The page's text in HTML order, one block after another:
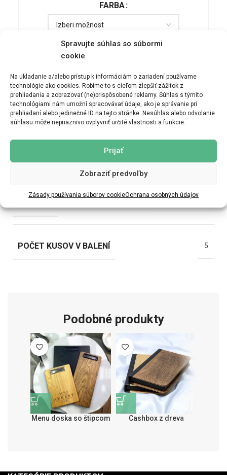
Spravujte súhlas so súbormi
cookie
Na ukladanie a/alebo prístup k informáciám o zariadení používame
technológie ako cookies. Robíme to s cieľom zlepšiť zážitok z
prehliadania a zobrazovať (ne)prispôsobené reklamy. Súhlas s týmito
technológiami nám umožní spracovávať údaje, ako je správanie pri
prehliadaní alebo jedinečné ID na tejto stránke. Nesúhlas alebo odvolanie
súhlasu môže nepriaznivo ovplyvniť určité vlastnosti a funkcie.
Prijať
Zobraziť predvoľby
Zásady používania súborov cookieOchrana osobných údajov
FARBA
ĎALŠIE INFORMÁCIE MOŽNOSTI DORUČENIA
POČET KUSOV V BALENÍ 5
Podobné produkty
Menu doska so štipcom Cashbox z dreva